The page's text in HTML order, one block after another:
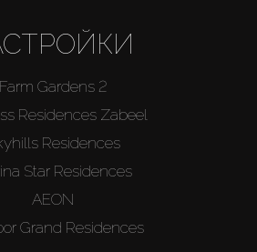
Farm Gardens 2
Residences Zabeel
Residences
Star Residences
AEON
Grand Residences